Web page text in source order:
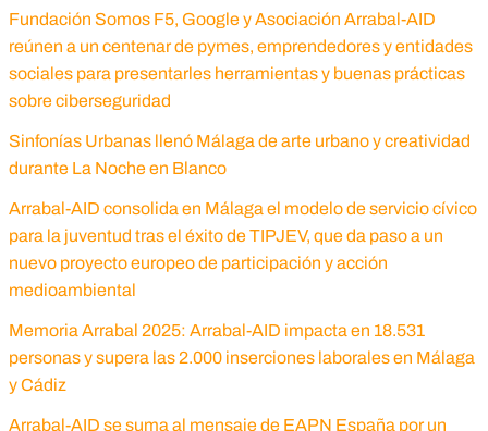
Fundación Somos F5, Google y Asociación Arrabal-AID
reúnen a un centenar de pymes, emprendedores y entidades
sociales para presentarles herramientas y buenas prácticas
sobre ciberseguridad
Sinfonías Urbanas llenó Málaga de arte urbano y creatividad
durante La Noche en Blanco
Arrabal-AID consolida en Málaga el modelo de servicio cívico
para la juventud tras el éxito de TIPJEV, que da paso a un
nuevo proyecto europeo de participación y acción
medioambiental
Memoria Arrabal 2025: Arrabal-AID impacta en 18.531
personas y supera las 2.000 inserciones laborales en Málaga
y Cádiz
Arrabal-AID se suma al mensaje de EAPN España por un